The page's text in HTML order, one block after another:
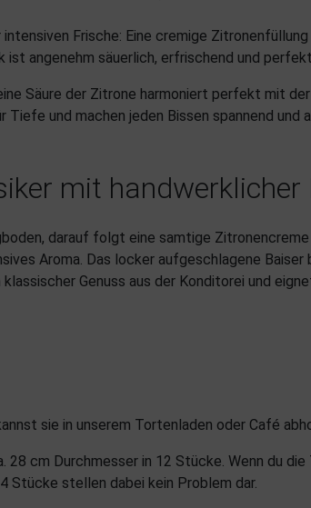
Frische: Eine cremige
ist angenehm säuerlich, erfrischend und
Säure der Zitrone harmoniert perfekt mit
und machen jeden Bissen spannend und
mit
darauf folgt eine samtige
Aroma. Das locker aufgeschlagene
Genuss aus der Konditorei und
sie in unserem Tortenladen oder Café
28 cm Durchmesser in 12 Stücke. Wenn du
Stücke stellen dabei kein Problem dar.